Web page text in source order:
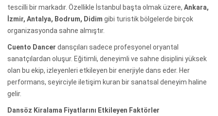
tescilli bir markadır. Özellikle İstanbul başta olmak üzere, Ankara,
İzmir, Antalya, Bodrum, Didim gibi turistik bölgelerde birçok
organizasyonda sahne almıştır.
Cuento Dancer dansçıları sadece profesyonel oryantal
sanatçılardan oluşur. Eğitimli, deneyimli ve sahne disiplini yüksek
olan bu ekip, izleyenleri etkileyen bir enerjiyle dans eder. Her
performans, seyirciyle iletişim kuran bir sanatsal deneyim haline
gelir.
Dansöz Kiralama Fiyatlarını Etkileyen Faktörler